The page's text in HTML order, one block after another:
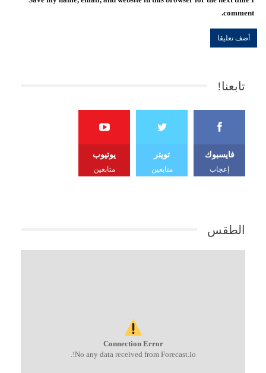
comment.
تابعنا!
فايسبوك
إعجاب
تويتر
متابعين
يوتيوب
متابعين
الطقس
Connection Error
No any data received from Forecast.io!.